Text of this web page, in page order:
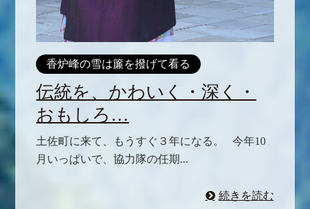
香炉峰の雪は簾を撥げて看る
伝統を、かわいく・深く・
おもしろ…
土佐町に来て、もうすぐ３年になる。 今年10
月いっぱいで、協力隊の任期...
続きを読む